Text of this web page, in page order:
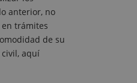
anterior, no
trámites
de su
aquí